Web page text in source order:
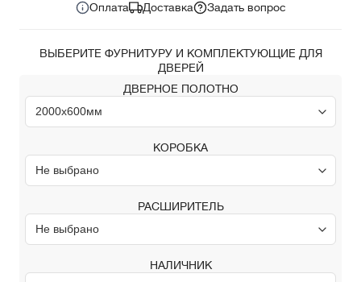
Оплата Доставка Задать вопрос
ВЫБЕРИТЕ ФУРНИТУРУ И КОМПЛЕКТУЮЩИЕ ДЛЯ
ДВЕРЕЙ
ДВЕРНОЕ ПОЛОТНО
КОРОБКА
РАСШИРИТЕЛЬ
НАЛИЧНИК